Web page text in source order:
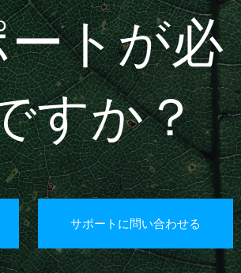
トが必
すか？
サポートに問い合わせる